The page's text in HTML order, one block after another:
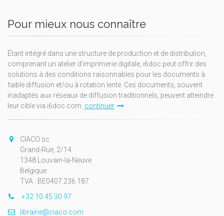
Pour mieux nous connaître
Étant intégré dans une structure de production et de distribution,
comprenant un atelier d'imprimerie digitale, i6doc peut offrir des
solutions à des conditions raisonnables pour les documents à
faible diffusion et/ou à rotation lente. Ces documents, souvent
inadaptés aux réseaux de diffusion traditionnels, peuvent atteindre
leur cible via i6doc.com. continuer
CIACO sc
Grand-Rue, 2/14
1348 Louvain-la-Neuve
Belgique
TVA : BE0407.236.187
+32 10 45 30 97
librairie@ciaco.com